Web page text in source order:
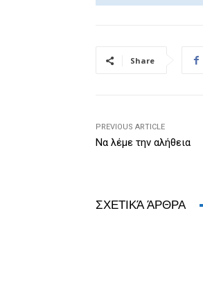
c
b
k
ss
n
tt
Share
PREVIOUS ARTICLE
Να λέμε την αλήθεια
ΣΧΕΤΙΚΆ ΆΡΘΡΑ